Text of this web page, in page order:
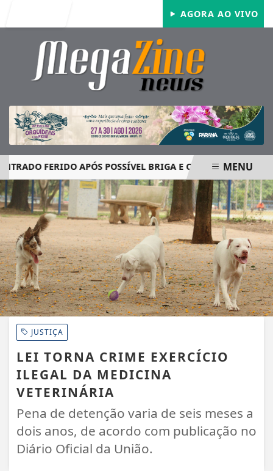
AGORA AO VIVO
FERIDO APÓS POSSÍVEL BRIGA E CASO GRAVE
EM ALTA
MENU
JUSTIÇA
LEI TORNA CRIME EXERCÍCIO
ILEGAL DA MEDICINA
VETERINÁRIA
Pena de detenção varia de seis meses a
dois anos, de acordo com publicação no
Diário Oficial da União.